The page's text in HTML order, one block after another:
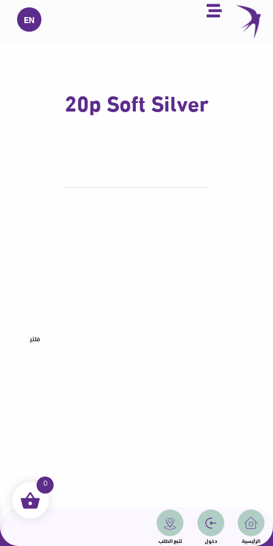
تخطي
المحتوى
EN
الرئيسية دخول تتبع الطلب
20p Soft Silver
فلتر
جميع الحقوق محفوظة | سمامة 2025 | دولة قطر
0